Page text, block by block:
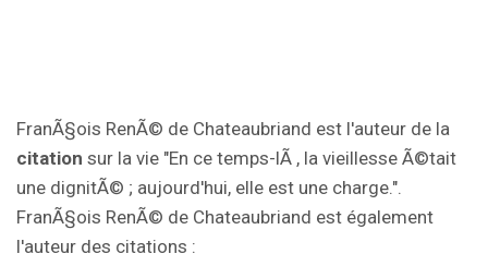
FranÃ§ois RenÃ© de Chateaubriand est l'auteur de la
citation sur la vie "En ce temps-lÃ , la vieillesse Ã©tait
une dignitÃ© ; aujourd'hui, elle est une charge.".
FranÃ§ois RenÃ© de Chateaubriand est également
l'auteur des citations :